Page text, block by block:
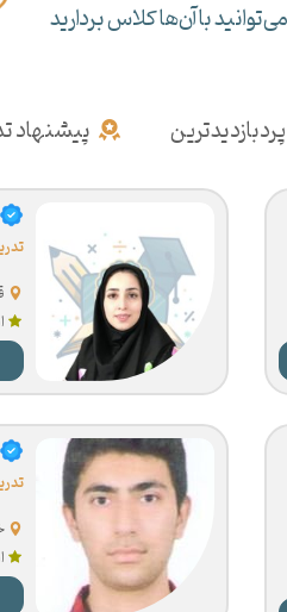
با آن‌ها کلاس بردارید
پردبازدیدترین پیشنهاد